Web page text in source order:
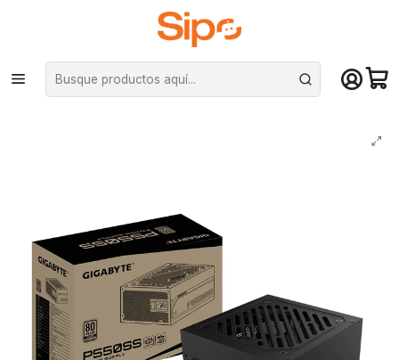
¡Compra hasta mediodía y recibe hoy! De lunes a sábado en el gran
Santiago. Envío gratis desde $29.990
Inicio Componentes PC Fuentes de Poder Certificadas
Fuente de Poder Gigabyte 550W GP-P550SS 80+ Silver